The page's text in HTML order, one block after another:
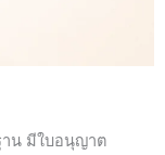
าน มีใบอนุญาต